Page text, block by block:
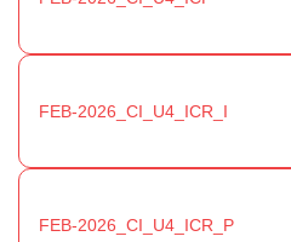
FEB-2026_CI_U4_ICR_I
FEB-2026_CI_U4_ICR_P